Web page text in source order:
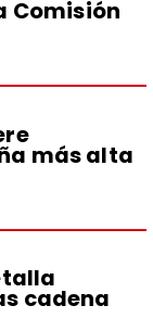
Comisión
más alta
cadena